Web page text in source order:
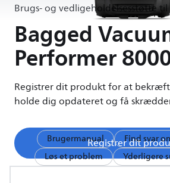
Brugs- og vedligeholdelsesstøtte
Bagged
Performer
Registrer dit produkt for at
holde dig opdateret og få
Registrer dit
Brugermanual
Find svar
Løs et problem
Yderligere